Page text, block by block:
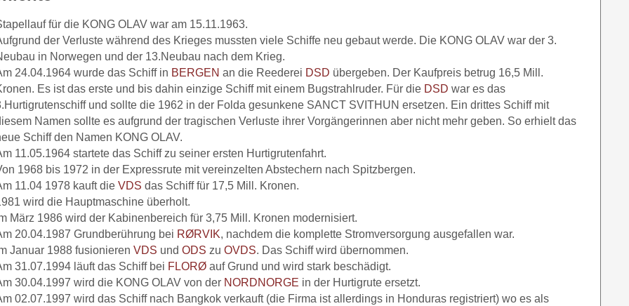
für die KONG OLAV war am 15.11.1963.
der Verluste während des Krieges mussten viele Schiffe neu gebaut werde. Die KONG OLAV war der 3.
in Norwegen und der 13.Neubau nach dem Krieg.
24.04.1964 wurde das Schiff in BERGEN an die Reederei DSD übergeben. Der Kaufpreis betrug 16,5 Mill.
Es ist das erste und bis dahin einzige Schiff mit einem Bugstrahlruder. Für die DSD war es das
und sollte die 1962 in der Folda gesunkene SANCT SVITHUN ersetzen. Ein drittes Schiff mit
Namen sollte es aufgrund der tragischen Verluste ihrer Vorgängerinnen aber nicht mehr geben. So erhielt das
Schiff den Namen KONG OLAV.
11.05.1964 startete das Schiff zu seiner ersten Hurtigrutenfahrt.
1968 bis 1972 in der Expressrute mit vereinzelten Abstechern nach Spitzbergen.
11.04 1978 kauft die VDS das Schiff für 17,5 Mill. Kronen.
wird die Hauptmaschine überholt.
März 1986 wird der Kabinenbereich für 3,75 Mill. Kronen modernisiert.
20.04.1987 Grundberührung bei RØRVIK, nachdem die komplette Stromversorgung ausgefallen war.
Januar 1988 fusionieren VDS und ODS zu OVDS. Das Schiff wird übernommen.
31.07.1994 läuft das Schiff bei FLORØ auf Grund und wird stark beschädigt.
30.04.1997 wird die KONG OLAV von der NORDNORGE in der Hurtigrute ersetzt.
02.07.1997 wird das Schiff nach Bangkok verkauft (die Firma ist allerdings in Honduras registriert) wo es als